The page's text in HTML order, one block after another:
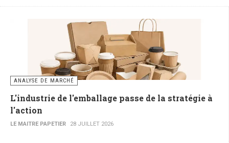
ANALYSE DE MARCHÉ
L'industrie de l'emballage passe de la stratégie à
l'action
LE MAITRE PAPETIER 28 JUILLET 2026